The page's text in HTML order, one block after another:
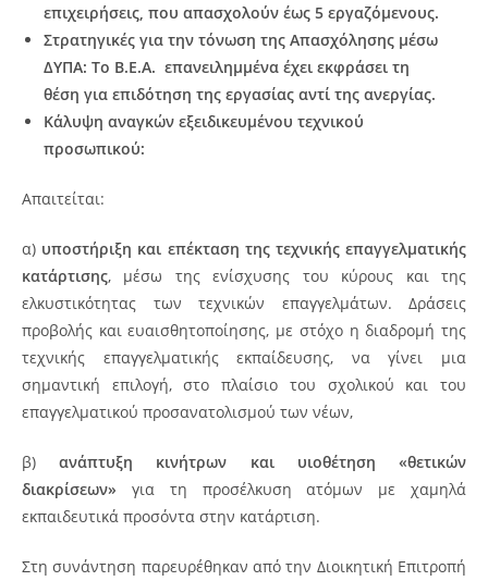
επιχειρήσεις, που απασχολούν έως 5 εργαζόμενους.
Στρατηγικές για την τόνωση της Απασχόλησης μέσω
ΔΥΠΑ: Το Β.Ε.Α. επανειλημμένα έχει εκφράσει τη
θέση για επιδότηση της εργασίας αντί της ανεργίας.
Κάλυψη αναγκών εξειδικευμένου τεχνικού
προσωπικού:
Απαιτείται:
α) υποστήριξη και επέκταση της τεχνικής επαγγελματικής
κατάρτισης, μέσω της ενίσχυσης του κύρους και της
ελκυστικότητας των τεχνικών επαγγελμάτων. Δράσεις
προβολής και ευαισθητοποίησης, με στόχο η διαδρομή της
τεχνικής επαγγελματικής εκπαίδευσης, να γίνει μια
σημαντική επιλογή, στο πλαίσιο του σχολικού και του
επαγγελματικού προσανατολισμού των νέων,
β)ανάπτυξη κινήτρων και υιοθέτηση «θετικών
διακρίσεων» για τη προσέλκυση ατόμων με χαμηλά
εκπαιδευτικά προσόντα στην κατάρτιση.
Στη συνάντηση παρευρέθηκαν από την Διοικητική Επιτροπή